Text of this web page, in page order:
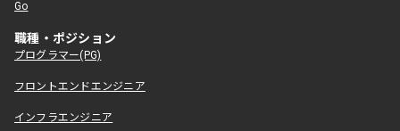
Go
職種・ポジション
プログラマー(PG)
フロントエンドエンジニア
インフラエンジニア